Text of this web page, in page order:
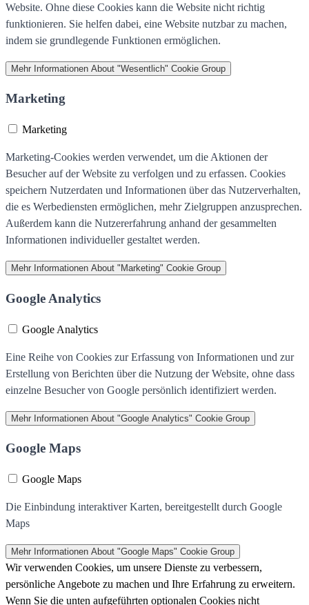
Website. Ohne diese Cookies kann die Website nicht richtig
funktionieren. Sie helfen dabei, eine Website nutzbar zu machen,
indem sie grundlegende Funktionen ermöglichen.
Mehr Informationen About "Wesentlich" Cookie Group
Marketing
Marketing
Marketing-Cookies werden verwendet, um die Aktionen der
Besucher auf der Website zu verfolgen und zu erfassen. Cookies
speichern Nutzerdaten und Informationen über das Nutzerverhalten,
die es Werbediensten ermöglichen, mehr Zielgruppen anzusprechen.
Außerdem kann die Nutzererfahrung anhand der gesammelten
Informationen individueller gestaltet werden.
Mehr Informationen About "Marketing" Cookie Group
Google Analytics
Google Analytics
Eine Reihe von Cookies zur Erfassung von Informationen und zur
Erstellung von Berichten über die Nutzung der Website, ohne dass
einzelne Besucher von Google persönlich identifiziert werden.
Mehr Informationen About "Google Analytics" Cookie Group
Google Maps
Google Maps
Die Einbindung interaktiver Karten, bereitgestellt durch Google
Maps
Mehr Informationen About "Google Maps" Cookie Group
Wir verwenden Cookies, um unsere Dienste zu verbessern,
persönliche Angebote zu machen und Ihre Erfahrung zu erweitern.
Wenn Sie die unten aufgeführten optionalen Cookies nicht